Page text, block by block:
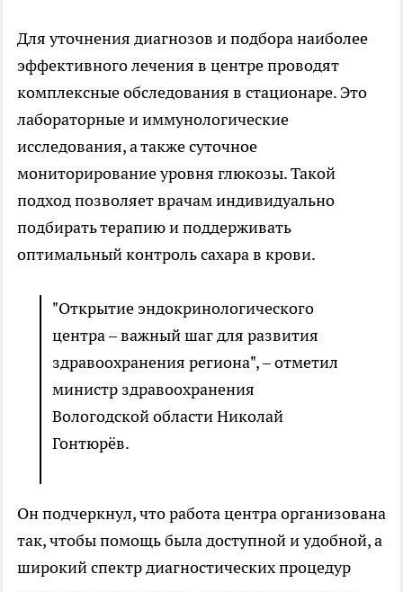
Для уточнения диагнозов и подбора наиболее
эффективного лечения в центре проводят
комплексные обследования в стационаре. Это
лабораторные и иммунологические
исследования, а также суточное
мониторирование уровня глюкозы. Такой
подход позволяет врачам индивидуально
подбирать терапию и поддерживать
оптимальный контроль сахара в крови.
"Открытие эндокринологического
центра – важный шаг для развития
здравоохранения региона", – отметил
министр здравоохранения
Вологодской области Николай
Гонтюрёв.
Он подчеркнул, что работа центра организована
так, чтобы помощь была доступной и удобной, а
широкий спектр диагностических процедур